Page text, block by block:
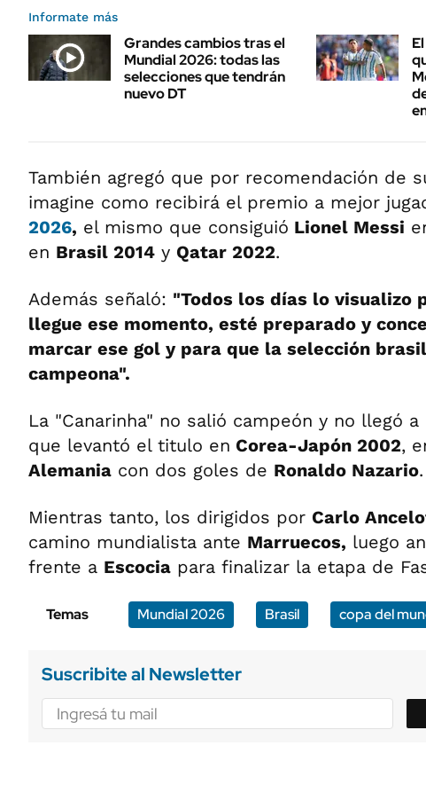
Informate más
Grandes cambios tras el
Mundial 2026: todas las
selecciones que tendrán
nuevo DT
También agregó que por recomendación de
imagine como recibirá el premio a mejor
2026, el mismo que consiguió Lionel Messi
en Brasil 2014 y Qatar 2022.
Además señaló: "Todos los días lo visualizo
llegue ese momento, esté preparado y
marcar ese gol y para que la selección
campeona".
La "Canarinha" no salió campeón y no llegó
que levantó el titulo en Corea-Japón 2002,
Alemania con dos goles de Ronaldo Nazario.
Mientras tanto, los dirigidos por Carlo
camino mundialista ante Marruecos, luego
frente a Escocia para finalizar la etapa de
Temas Mundial 2026 Brasil copa del
Suscribite al Newsletter